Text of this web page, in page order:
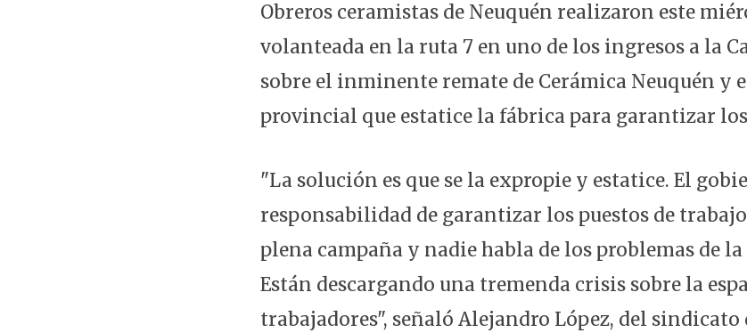
Obreros ceramistas de Neuquén realizaron este
volanteada en la ruta 7 en uno de los ingresos a la
sobre el inminente remate de Cerámica Neuquén y
provincial que estatice la fábrica para garantizar
"La solución es que se la expropie y estatice. El
responsabilidad de garantizar los puestos de
plena campaña y nadie habla de los problemas de
Están descargando una tremenda crisis sobre la
trabajadores", señaló Alejandro López, del sindicato